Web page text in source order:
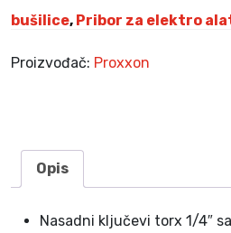
4
T
r
bušilice, Pribor za elektro
Proizvođač: Proxxon
Opis
Nasadni ključevi torx 1/4″